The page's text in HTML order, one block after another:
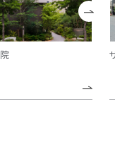
ザ